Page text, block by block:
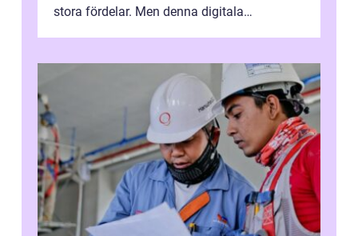
stora fördelar. Men denna digitala